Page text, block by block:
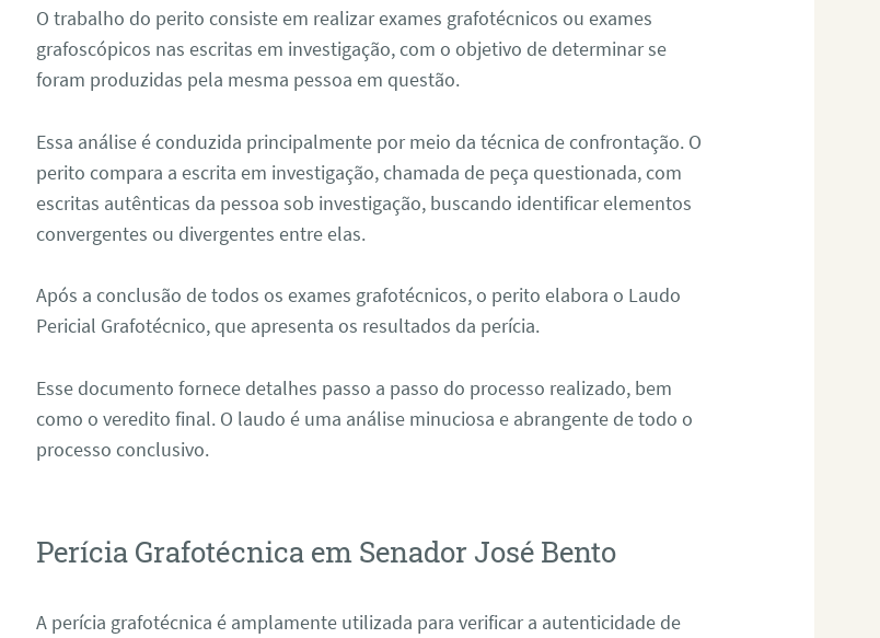
O trabalho do perito consiste em realizar exames grafotécnicos ou exames
grafoscópicos nas escritas em investigação, com o objetivo de determinar se
foram produzidas pela mesma pessoa em questão.
Essa análise é conduzida principalmente por meio da técnica de confrontação. O
perito compara a escrita em investigação, chamada de peça questionada, com
escritas autênticas da pessoa sob investigação, buscando identificar elementos
convergentes ou divergentes entre elas.
Após a conclusão de todos os exames grafotécnicos, o perito elabora o Laudo
Pericial Grafotécnico, que apresenta os resultados da perícia.
Esse documento fornece detalhes passo a passo do processo realizado, bem
como o veredito final. O laudo é uma análise minuciosa e abrangente de todo o
processo conclusivo.
Perícia Grafotécnica em Senador José Bento
A perícia grafotécnica é amplamente utilizada para verificar a autenticidade de